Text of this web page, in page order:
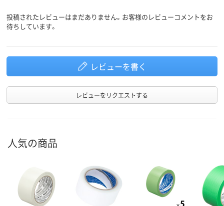
投稿されたレビューはまだありません。お客様のレビューコメントをお
待ちしています。
レビューを書く
レビューをリクエストする
人気の商品